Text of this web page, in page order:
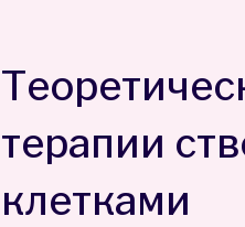
терапии
клетками